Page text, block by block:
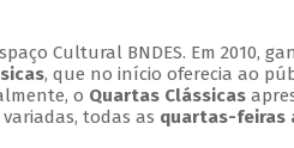
Cultural BNDES. Em 2010,
, que no início oferecia ao
o Quartas Clássicas
todas as quartas-feiras